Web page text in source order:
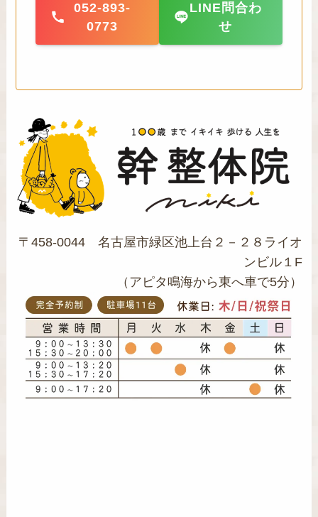
052-893-
0773
LINE問合わ
せ
〒458-0044 名古屋市緑区池上台２－２８ライオ
ンビル１F
（アピタ鳴海から東へ車で5分）